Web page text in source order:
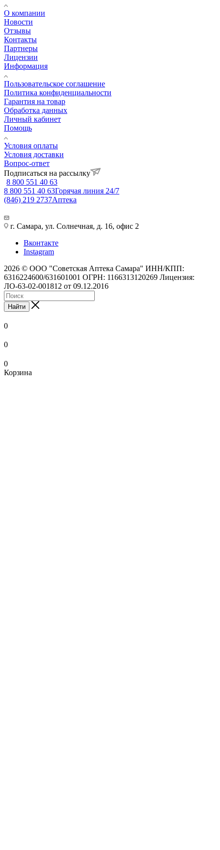
О компании
Новости
Отзывы
Контакты
Партнеры
Лицензии
Информация
Пользовательское соглашение
Политика конфиденциальности
Гарантия на товар
Обработка данных
Личный кабинет
Помощь
Условия оплаты
Условия доставки
Вопрос-ответ
Подписаться на рассылку
8 800 551 40 63
8 800 551 40 63Горячая линия 24/7
(846) 219 2737Аптека
г. Самара, ул. Солнечная, д. 16, офис 2
Вконтакте
Instagram
2026 © ООО "Советская Аптека Самара" ИНН/КПП:
6316224600/631601001 ОГРН: 1166313120269 Лицензия:
ЛО-63-02-001812 от 09.12.2016
Найти
0
0
0
Корзина